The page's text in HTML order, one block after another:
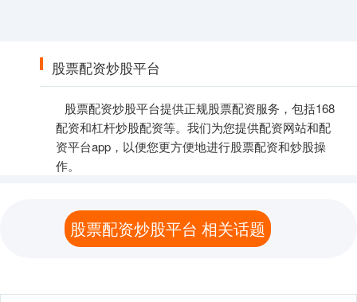
股票配资炒股平台
股票配资炒股平台提供正规股票配资服务，包括168
配资和杠杆炒股配资等。我们为您提供配资网站和配
资平台app，以便您更方便地进行股票配资和炒股操
作。
股票配资炒股平台 相关话题